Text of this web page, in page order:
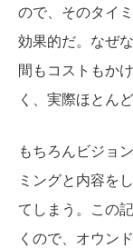
ので、そのタイ
効果的だ。なぜ
間もコストもか
く、実際ほとん
もちろんビジョ
ミングと内容を
てしまう。この
くので、オウン